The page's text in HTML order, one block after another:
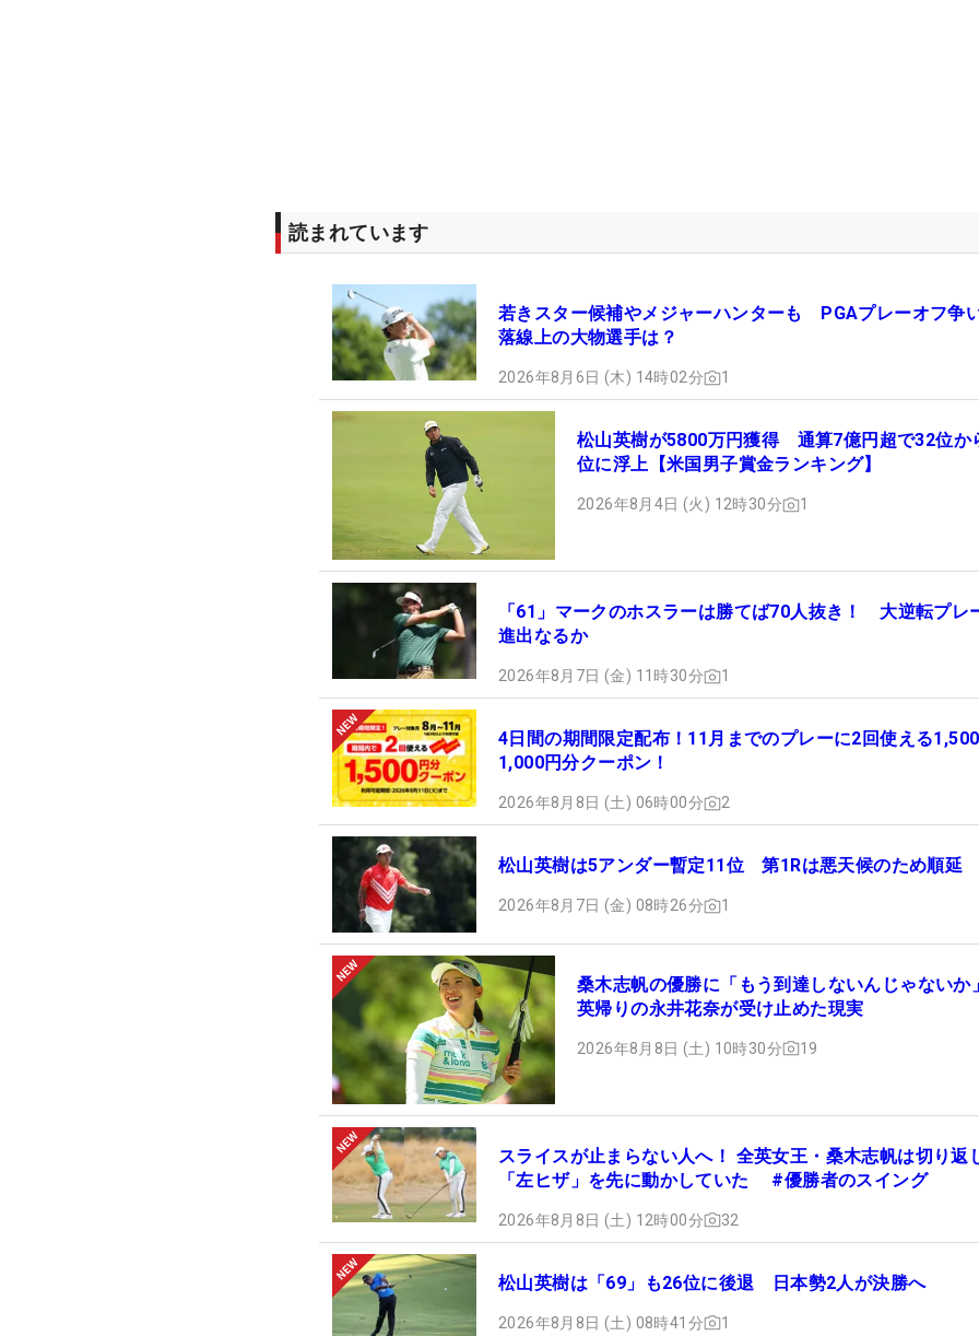
読まれています
若きスター候補やメジャーハンターも PGAプレーオフ争
落線上の大物選手は？
2026年8月6日 (木) 14時02分 1
松山英樹が5800万円獲得 通算7億円超で32位か
位に浮上【米国男子賞金ランキング】
2026年8月4日 (火) 12時30分 1
「61」マークのホスラーは勝てば70人抜き！ 大逆転プレ
進出なるか
2026年8月7日 (金) 11時30分 1
4日間の期間限定配布！11月までのプレーに2回使える
1,000円分クーポン！
2026年8月8日 (土) 06時00分 2
松山英樹は5アンダー暫定11位 第1Rは悪天候のため順延
2026年8月7日 (金) 08時26分 1
桑木志帆の優勝に「もう到達しないんじゃない
英帰りの永井花奈が受け止めた現実
2026年8月8日 (土) 10時30分 19
スライスが止まらない人へ！ 全英女王・桑木志帆は切り返
「左ヒザ」を先に動かしていた #優勝者のスイング
2026年8月8日 (土) 12時00分 32
松山英樹は「69」も26位に後退 日本勢2人が決勝へ
2026年8月8日 (土) 08時41分 1